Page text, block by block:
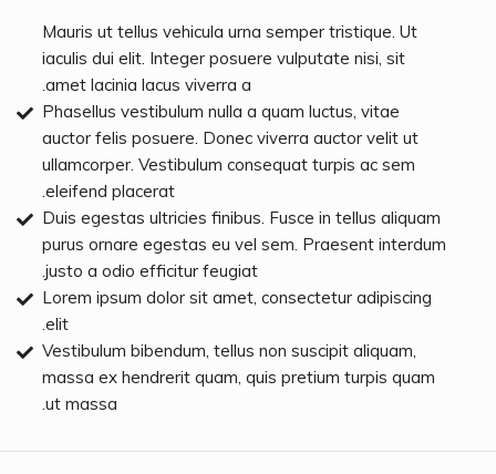
Mauris ut tellus vehicula urna semper tristique. Ut
iaculis dui elit. Integer posuere vulputate nisi, sit
amet lacinia lacus viverra a.
Phasellus vestibulum nulla a quam luctus, vitae
auctor felis posuere. Donec viverra auctor velit ut
ullamcorper. Vestibulum consequat turpis ac sem
eleifend placerat.
Duis egestas ultricies finibus. Fusce in tellus aliquam
purus ornare egestas eu vel sem. Praesent interdum
justo a odio efficitur feugiat.
Lorem ipsum dolor sit amet, consectetur adipiscing
elit.
Vestibulum bibendum, tellus non suscipit aliquam,
massa ex hendrerit quam, quis pretium turpis quam
ut massa.